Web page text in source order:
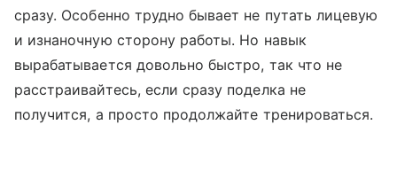
сразу. Особенно трудно бывает не путать лицевую
и изнаночную сторону работы. Но навык
вырабатывается довольно быстро, так что не
расстраивайтесь, если сразу поделка не
получится, а просто продолжайте тренироваться.